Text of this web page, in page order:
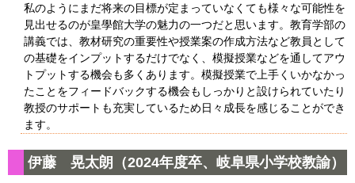
私のようにまだ将来の目標が定まっていなくても様々な可能性を
見出せるのが皇學館大学の魅力の一つだと思います。教育学部の
講義では、教材研究の重要性や授業案の作成方法など教員として
の基礎をインプットするだけでなく、模擬授業などを通してアウ
トプットする機会も多くあります。模擬授業で上手くいかなかっ
たことをフィードバックする機会もしっかりと設けられていたり
教授のサポートも充実しているため日々成長を感じることができ
ます。
伊藤 晃太朗（2024年度卒、岐阜県小学校教諭）